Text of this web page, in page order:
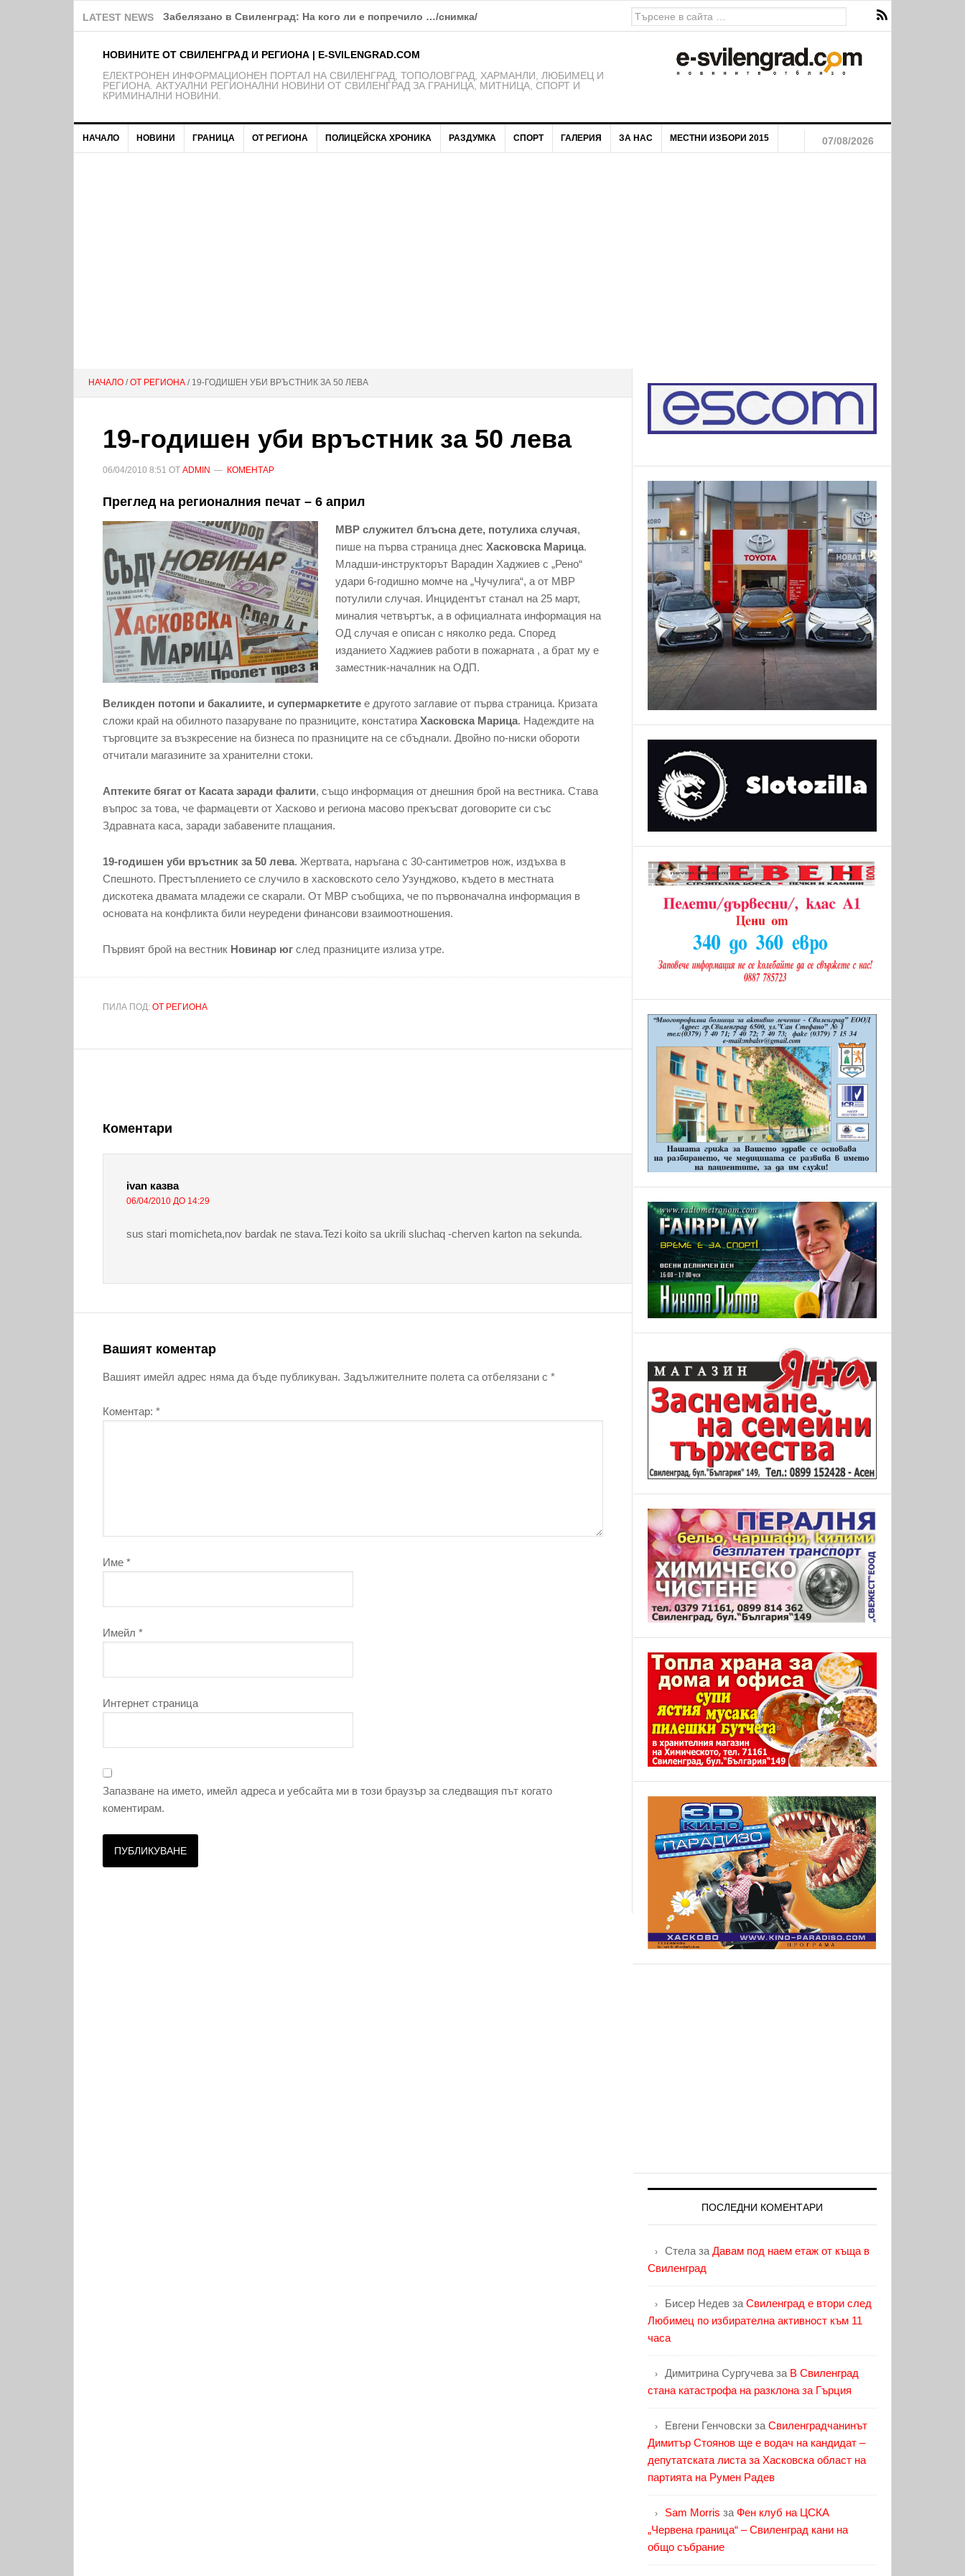
LATEST NEWS Забелязано в Свиленград: На кого ли е попречило …/снимка/
НОВИНИТЕ ОТ СВИЛЕНГРАД И РЕГИОНА | E-SVILENGRAD.COM
EЛЕКТРОНЕН ИНФОРМАЦИОНЕН ПОРТАЛ НА СВИЛЕНГРАД, ТОПОЛОВГРАД, ХАРМАНЛИ, ЛЮБИМЕЦ И
РЕГИОНА. АКТУАЛНИ РЕГИОНАЛНИ НОВИНИ ОТ СВИЛЕНГРАД ЗА ГРАНИЦА, МИТНИЦА, СПОРТ И
КРИМИНАЛНИ НОВИНИ.
НАЧАЛО НОВИНИ ГРАНИЦА ОТ РЕГИОНА ПОЛИЦЕЙСКА ХРОНИКА РАЗДУМКА СПОРТ ГАЛЕРИЯ ЗА НАС МЕСТНИ ИЗБОРИ 2015 07/08/2026
НАЧАЛО /ОТ РЕГИОНА / 19-ГОДИШЕН УБИ ВРЪСТНИК ЗА 50 ЛЕВА
19-годишен уби връстник за 50 лева
06/04/2010 8:51 ОТ ADMIN КОМЕНТАР
Преглед на регионалния печат – 6 април
МВР служител блъсна дете, потулиха случая,
пише на първа страница днес Хасковска Марица.
Младши-инструкторът Варадин Хаджиев с „Рено“
удари 6-годишно момче на „Чучулига“, а от МВР
потулили случая. Инцидентът станал на 25 март,
миналия четвъртък, а в официалната информация на
ОД случая е описан с няколко реда. Според
изданието Хаджиев работи в пожарната , а брат му е
заместник-началник на ОДП.
Великден потопи и бакалиите, и супермаркетите е другото заглавие от първа страница. Кризата
сложи край на обилното пазаруване по празниците, констатира Хасковска Марица. Надеждите на
търговците за възкресение на бизнеса по празниците на се сбъднали. Двойно по-ниски обороти
отчитали магазините за хранителни стоки.
Аптеките бягат от Касата заради фалити, също информация от днешния брой на вестника. Става
въпрос за това, че фармацевти от Хасково и региона масово прекъсват договорите си със
Здравната каса, заради забавените плащания.
19-годишен уби връстник за 50 лева. Жертвата, наръгана с 30-сантиметров нож, издъхва в
Спешното. Престъплението се случило в хасковското село Узунджово, където в местната
дискотека двамата младежи се скарали. От МВР съобщиха, че по първоначална информация в
основата на конфликта били неуредени финансови взаимоотношения.
Първият брой на вестник Новинар юг след празниците излиза утре.
ПИЛА ПОД: ОТ РЕГИОНА
Коментари
ivan казва
06/04/2010 ДО 14:29
sus stari momicheta,nov bardak ne stava.Tezi koito sa ukrili sluchaq -cherven karton na sekunda.
Вашият коментар
Вашият имейл адрес няма да бъде публикуван. Задължителните полета са отбелязани с *
Коментар: *
Име *
Имейл *
Интернет страница
Запазване на името, имейл адреса и уебсайта ми в този браузър за следващия път когато
коментирам.
ПОСЛЕДНИ КОМЕНТАРИ
Стела за Давам под наем етаж от къща в
Свиленград
Бисер Недев за Свиленград е втори след
Любимец по избирателна активност към 11
часа
Димитрина Сургучева за В Свиленград
стана катастрофа на разклона за Гърция
Евгени Генчовски за Свиленградчанинът
Димитър Стоянов ще е водач на кандидат –
депутатската листа за Хасковска област на
партията на Румен Радев
Sam Morris за Фен клуб на ЦСКА
„Червена граница“ – Свиленград кани на
общо събрание